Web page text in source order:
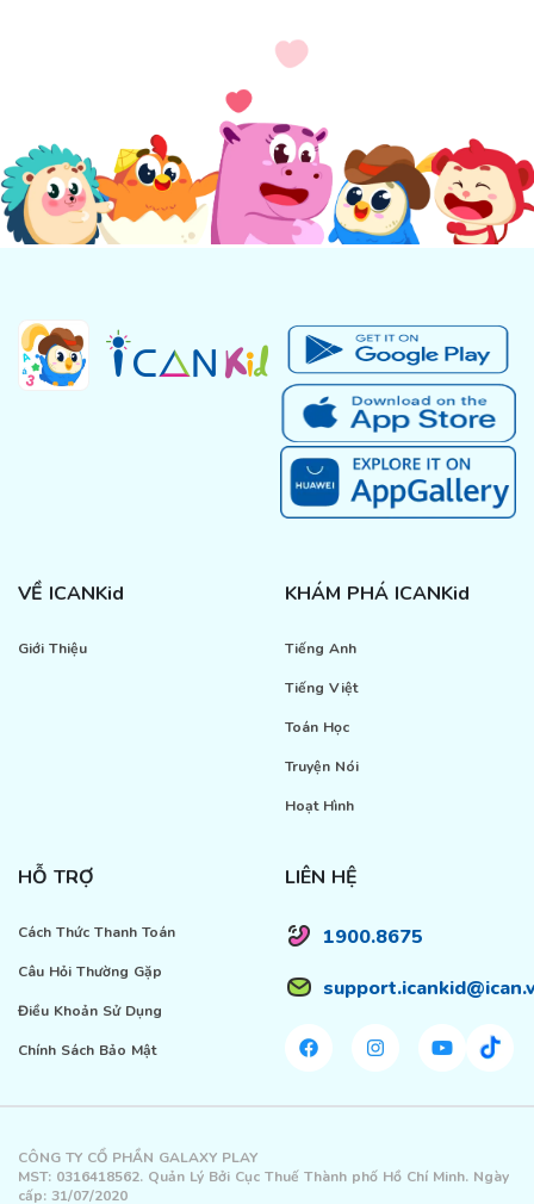
VỀ ICANKid
Giới Thiệu
KHÁM PHÁ ICANKid
Tiếng Anh
Tiếng Việt
Toán Học
Truyện Nói
Hoạt Hình
HỖ TRỢ
Cách Thức Thanh Toán
Câu Hỏi Thường Gặp
Điều Khoản Sử Dụng
Chính Sách Bảo Mật
LIÊN HỆ
1900.8675
CÔNG TY CỔ PHẦN GALAXY PLAY
MST: 0316418562. Quản Lý Bởi Cục Thuế Thành phố Hồ Chí Minh. Ngày
cấp: 31/07/2020